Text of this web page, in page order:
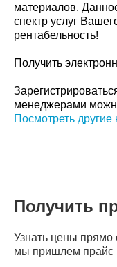
материалов.
спектр услуг
рентабельность!
Получить
менеджерами
Посмотреть другие
Получить
Узнать цены прямо
мы пришлем прайс